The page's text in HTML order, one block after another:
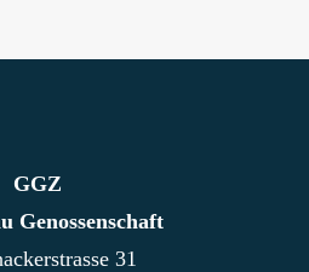
GGZ
Genossenschaft
31